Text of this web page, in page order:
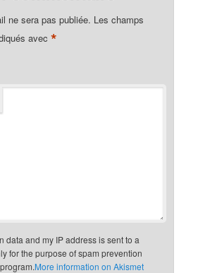
ne sera pas publiée. Les champs
avec*
data and my IP address is sent to a
for the purpose of spam prevention
program.More information on Akismet